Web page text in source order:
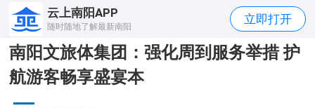
云上南阳APP
随时随地了解最新南阳
立即打开
南阳文旅体集团：强化周到服务举措 护
航游客畅享盛宴本